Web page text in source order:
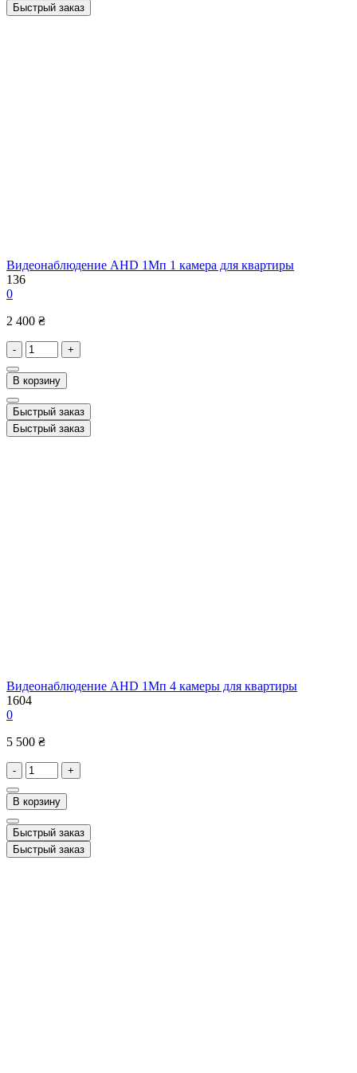
Быстрый заказ
Видеонаблюдение AHD 1Мп 1 камера для квартиры
136
0
2 400 ₴
- +
В корзину
Быстрый заказ
Быстрый заказ
Видеонаблюдение AHD 1Мп 4 камеры для квартиры
1604
0
5 500 ₴
- +
В корзину
Быстрый заказ
Быстрый заказ